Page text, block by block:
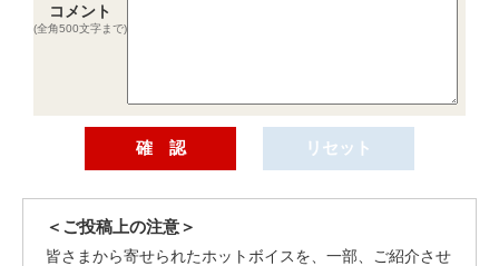
コメント
(全角500文字まで)
＜ご投稿上の注意＞
皆さまから寄せられたホットボイスを、一部、ご紹介させ